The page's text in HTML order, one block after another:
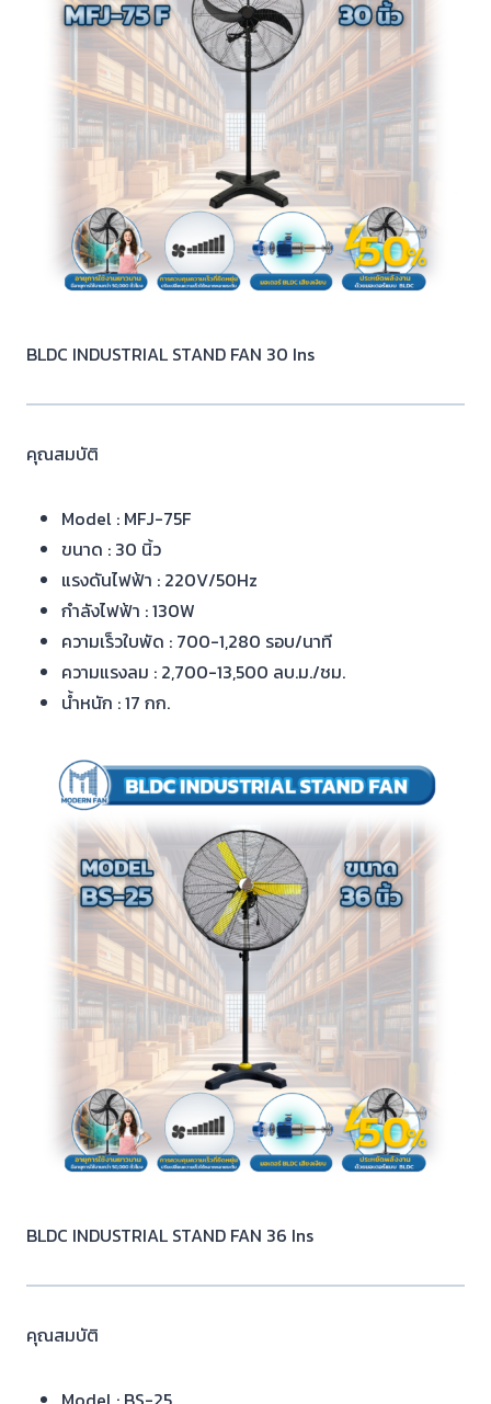
BLDC INDUSTRIAL STAND FAN 30 Ins
คุณสมบัติ
Model : MFJ-75F
ขนาด : 30 นิ้ว
แรงดันไฟฟ้า : 220V/50Hz
กำลังไฟฟ้า : 130W
ความเร็วใบพัด : 700-1,280 รอบ/นาที
ความแรงลม : 2,700-13,500 ลบ.ม./ชม.
น้ำหนัก : 17 กก.
BLDC INDUSTRIAL STAND FAN 36 Ins
คุณสมบัติ